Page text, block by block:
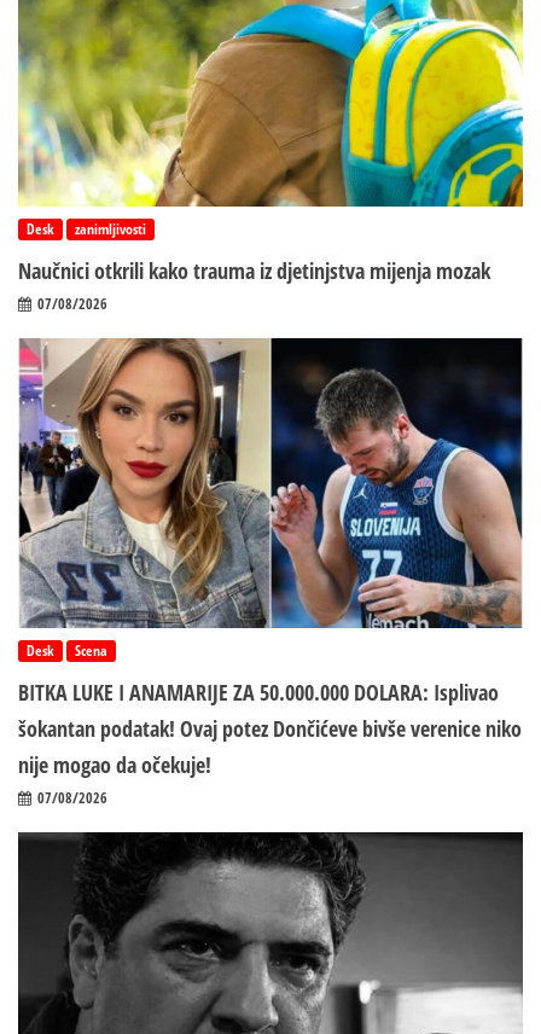
Desk zanimljivosti
Naučnici otkrili kako trauma iz d‌jetinjstva mijenja mozak
07/08/2026
Desk Scena
BITKA LUKE I ANAMARIJE ZA 50.000.000 DOLARA: Isplivao
šokantan podatak! Ovaj potez Dončićeve bivše verenice niko
nije mogao da očekuje!
07/08/2026